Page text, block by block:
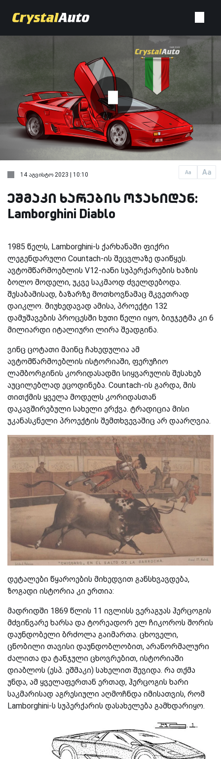
Aa Aa
14 აგვისტო 2023 | 10:10
ეშმაკი ხარების ოჯახიდან:
Lamborghini Diablo
1985 წელს, Lamborghini-ს ქარხანაში ფიქრი
ლეგენდარული Countach-ის შეცვლაზე დაიწყეს.
ავტომწარმოებლის V12-იანი სუპერქარების ხაზის
ბოლო მოდელი, უკვე საკმაოდ ძველდებოდა.
შესაბამისად, ბაზარზე მოთხოვნამაც მკვეთრად
დაიკლო. მიუხედავად ამისა, პროექტი 132
დამუშავების პროცესში ხუთი წელი იყო, ბიუჯეტმა კი 6
მილიარდი იტალიური ლირა შეადგინა.
ვინც ცოტათი მაინც ჩახედულია ამ
ავტომწარმოებლის ისტორიაში, ფერუჩიო
ლამბორგინის კორიდასადმი სიყვარულის შესახებ
აუცილებლად ეცოდინება. Countach-ის გარდა, მის
თითქმის ყველა მოდელს კორიდასთან
დაკავშირებული სახელი ერქვა. ტრადიცია მისი
უკანასკნელი პროექტის შემთხვევაშიც არ დაარღვია.
დეტალები წყაროების მიხედვით განსხვავდება,
ზოგადი ისტორია კი ერთია:
მადრიდში 1869 წლის 11 ივლისს ვერაგუას ჰერცოგის
მძვინვარე ხარსა და ტორეადორ ელ ჩიკოროს შორის
დაუნდობელი ბრძოლა გაიმართა. ცხოველი,
ცნობილი თავისი დაუნდობლობით, არანორმალური
ძალითა და ტანჯული ცხოვრებით, ისტორიაში
დიაბლოს (ესპ. ეშმაკი) სახელით შევიდა. რა თქმა
უნდა, ამ ყველაფერთან ერთად, ჰერცოგის ხარი
საკმარისად აგრესიული აღმოჩნდა იმისათვის, რომ
Lamborghini-ს სუპერქარის დასახელება გამხდარიყო.